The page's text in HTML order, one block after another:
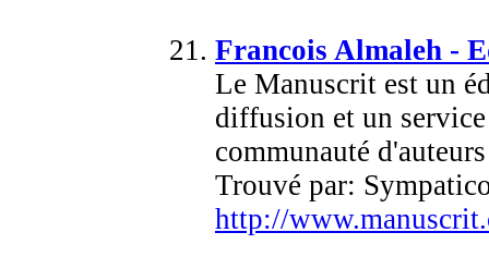
Francois Almaleh -
Le Manuscrit est un
diffusion et un
communauté
Trouvé par:
http://